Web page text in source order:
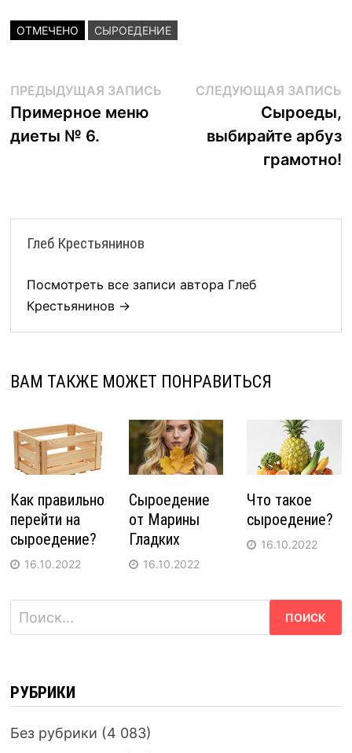
ОТМЕЧЕНО СЫРОЕДЕНИЕ
Навигация
по
записям
ПРЕДЫДУЩАЯ ЗАПИСЬПредыдущая
Примерное меню
диеты № 6.
СЛЕДУЮЩАЯ ЗАПИСЬ
Сыроеды,
выбирайте арбуз
грамотно!
Глеб Крестьянинов
Посмотреть все записи автора Глеб
Крестьянинов →
ВАМ ТАКЖЕ МОЖЕТ ПОНРАВИТЬСЯ
Как правильно
перейти на
сыроедение?
16.10.2022
Сыроедение
от Марины
Гладких
16.10.2022
Что такое
сыроедение?
16.10.2022
Найти:
РУБРИКИ
Без рубрики (4 083)